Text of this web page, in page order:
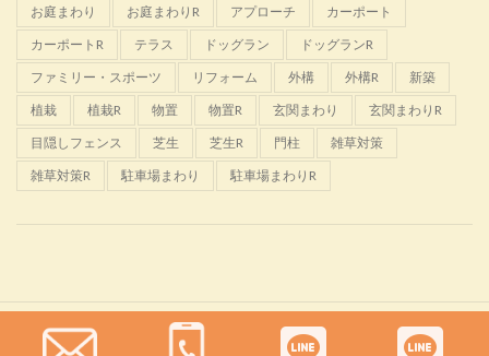
お庭まわり お庭まわりR アプローチ
カーポート
カーポートR
テラス ドッグラン
ドッグランR
ファミリー・スポーツ
リフォーム 外構 外構R
新築
植栽
植栽R 物置 物置R 玄関まわり
玄関まわりR
目隠しフェンス
芝生 芝生R 門柱
雑草対策
雑草対策R
駐車場まわり 駐車場まわりR
Glanta 2022 CREATED BY佐野恵樹園